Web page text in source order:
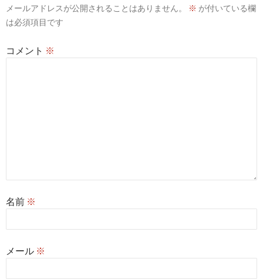
メールアドレスが公開されることはありません。 ※ が付いている欄
は必須項目です
コメント ※
名前 ※
メール ※